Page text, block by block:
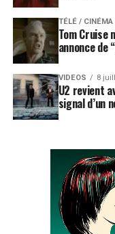
TÉLÉ / CINÉMA
Tom Cruise
annonce de
VIDEOS 8
U2 revient
signal d’un